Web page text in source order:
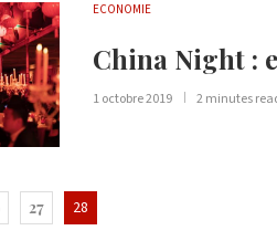
ECONOMIE
China Night :
1 octobre 2019 2 minutes
27 28